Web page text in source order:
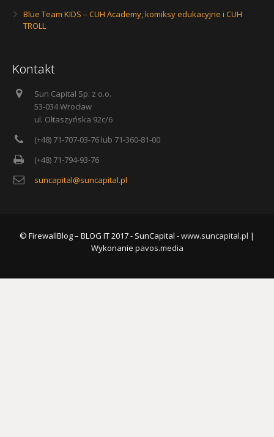
Blue Team KIDS – CUH Academy, komiksy edukacyjne i CUH
TROLL
Kontakt
Sun Capital Sp. z o.o.
53-034 Wrocław
ul. Ołtaszyńska 92c/6
(+48) 71-707-03-76 lub 71-360-81-00
(+48) 71-794-93-76
suncapital@suncapital.pl
© FirewallBlog – BLOG IT 2017 - SunCapital -www.suncapital.pl |
Wykonanie pavos.media